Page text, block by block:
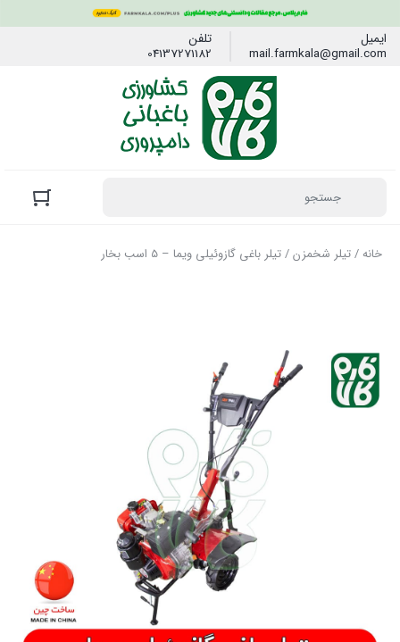
ایمیل
mail.farmkala@gmail.com
تلفن
04137271182
خانه/تیلر شخمزن/ تیلر باغی گازوئیلی ویما – 5 اسب بخار